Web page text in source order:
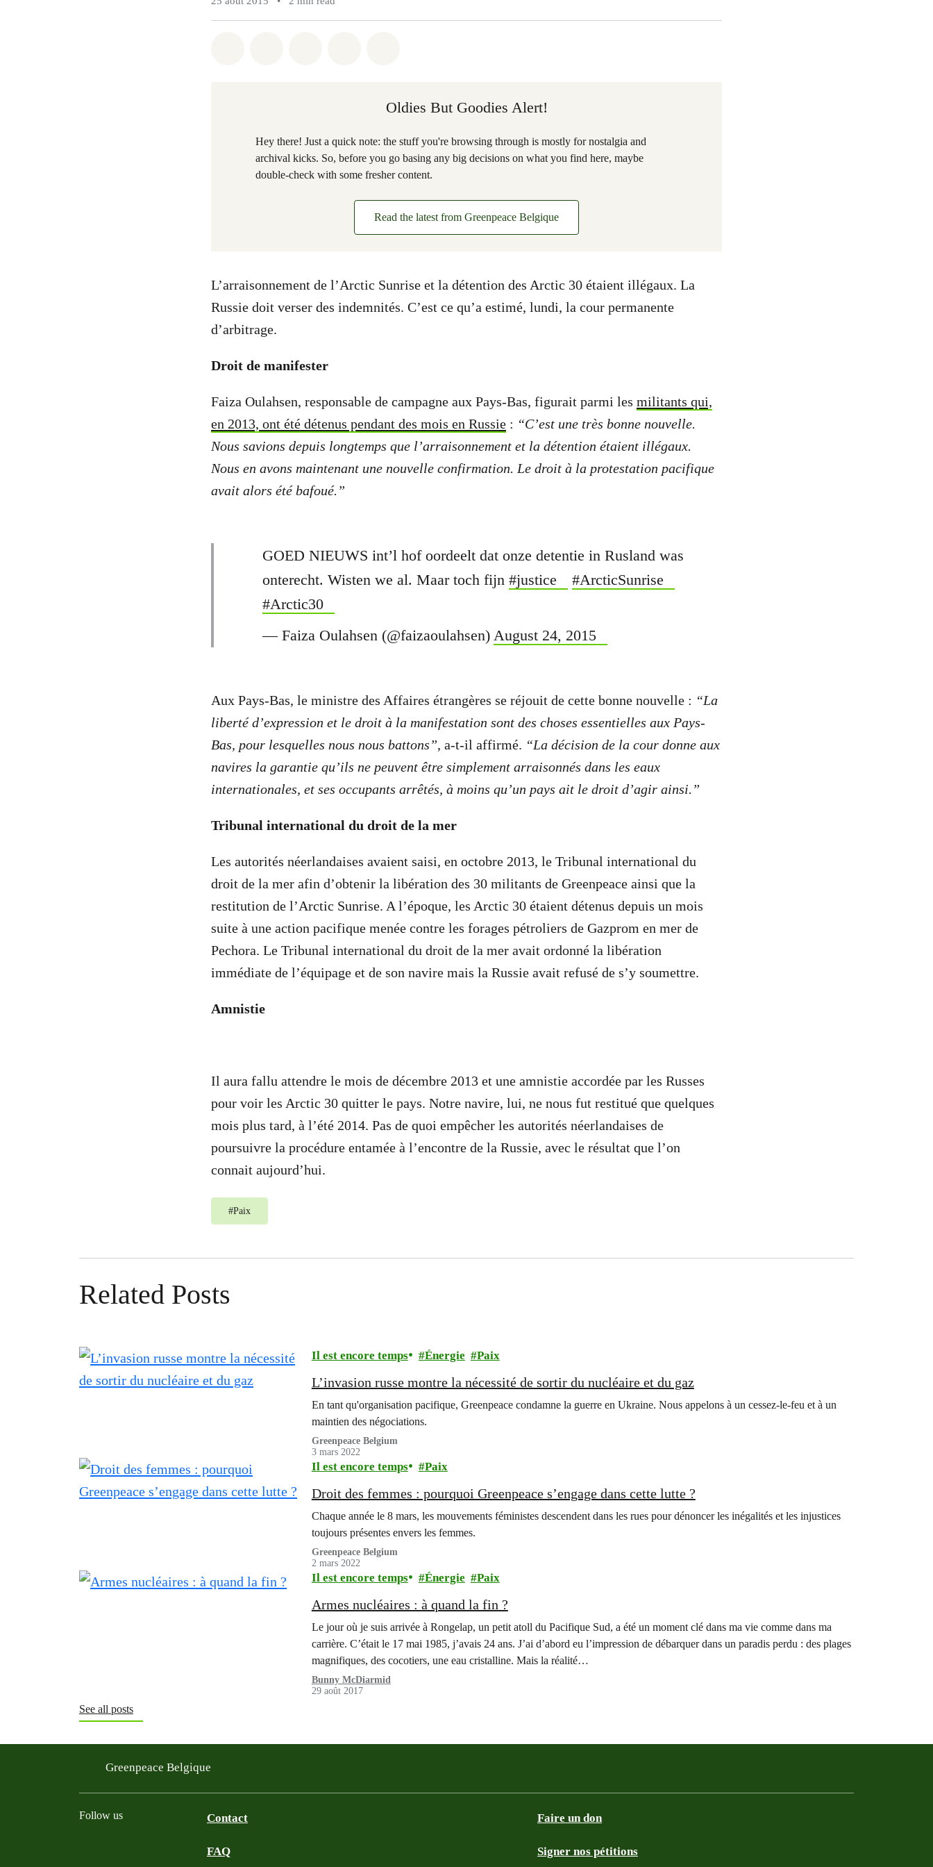
Oldies But Goodies Alert!
Hey there! Just a quick note: the stuff you're browsing through is mostly for nostalgia and
archival kicks. So, before you go basing any big decisions on what you find here, maybe
double-check with some fresher content.
Read the latest from Greenpeace Belgique
L’arraisonnement de l’Arctic Sunrise et la détention des Arctic 30 étaient illégaux. La
Russie doit verser des indemnités. C’est ce qu’a estimé, lundi, la cour permanente
d’arbitrage.
Droit de manifester
Faiza Oulahsen, responsable de campagne aux Pays-Bas, figurait parmi les militants qui,
en 2013, ont été détenus pendant des mois en Russie : “C’est une très bonne nouvelle.
Nous savions depuis longtemps que l’arraisonnement et la détention étaient illégaux.
Nous en avons maintenant une nouvelle confirmation. Le droit à la protestation pacifique
avait alors été bafoué.”
GOED NIEUWS int’l hof oordeelt dat onze detentie in Rusland was
onterecht. Wisten we al. Maar toch fijn #justice
#ArcticSunrise
#Arctic30
— Faiza Oulahsen (@faizaoulahsen) August 24, 2015
Aux Pays-Bas, le ministre des Affaires étrangères se réjouit de cette bonne nouvelle : “La
liberté d’expression et le droit à la manifestation sont des choses essentielles aux Pays-
Bas, pour lesquelles nous nous battons”, a-t-il affirmé. “La décision de la cour donne aux
navires la garantie qu’ils ne peuvent être simplement arraisonnés dans les eaux
internationales, et ses occupants arrêtés, à moins qu’un pays ait le droit d’agir ainsi.”
Tribunal international du droit de la mer
Les autorités néerlandaises avaient saisi, en octobre 2013, le Tribunal international du
droit de la mer afin d’obtenir la libération des 30 militants de Greenpeace ainsi que la
restitution de l’Arctic Sunrise. A l’époque, les Arctic 30 étaient détenus depuis un mois
suite à une action pacifique menée contre les forages pétroliers de Gazprom en mer de
Pechora. Le Tribunal international du droit de la mer avait ordonné la libération
immédiate de l’équipage et de son navire mais la Russie avait refusé de s’y soumettre.
Amnistie
Il aura fallu attendre le mois de décembre 2013 et une amnistie accordée par les Russes
pour voir les Arctic 30 quitter le pays. Notre navire, lui, ne nous fut restitué que quelques
mois plus tard, à l’été 2014. Pas de quoi empêcher les autorités néerlandaises de
poursuivre la procédure entamée à l’encontre de la Russie, avec le résultat que l’on
connait aujourd’hui.
#Paix
Related Posts
Il est encore temps Énergie Paix
L’invasion russe montre la nécessité de sortir du nucléaire et du gaz
En tant qu'organisation pacifique, Greenpeace condamne la guerre en Ukraine. Nous appelons à un cessez-le-feu et à un
maintien des négociations.
Greenpeace Belgium
3 mars 2022
Il est encore temps Paix
Droit des femmes : pourquoi Greenpeace s’engage dans cette lutte ?
Chaque année le 8 mars, les mouvements féministes descendent dans les rues pour dénoncer les inégalités et les injustices
toujours présentes envers les femmes.
Greenpeace Belgium
2 mars 2022
Il est encore temps Énergie Paix
Armes nucléaires : à quand la fin ?
Le jour où je suis arrivée à Rongelap, un petit atoll du Pacifique Sud, a été un moment clé dans ma vie comme dans ma
carrière. C’était le 17 mai 1985, j’avais 24 ans. J’ai d’abord eu l’impression de débarquer dans un paradis perdu : des plages
magnifiques, des cocotiers, une eau cristalline. Mais la réalité…
Bunny McDiarmid
29 août 2017
See all posts
Greenpeace Belgique
Follow us Contact
FAQ
Faire un don
Signer nos pétitions